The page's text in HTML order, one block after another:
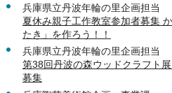
兵庫県立丹波年輪の里企画担当
夏休み親子工作教室参加者募集
たき」を作ろう！！
兵庫県立丹波年輪の里企画担当
第38回丹波の森ウッドクラフト
募集